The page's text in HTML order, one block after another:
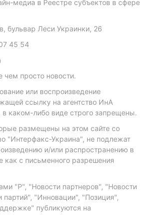
медиа в Реестре субъектов в сфере
бульвар Леси Украинки, 26
45 54
чем просто новости.
или воспроизведение
ссылку на агентство ИнА
в каком-либо виде строго запрещены.
размещены на этом сайте со
"Интерфакс-Украина", не подлежат
и/или распространению в
с письменного разрешения
"Р", "Новости партнеров", "Новости
партий", "Инновации", "Позиция",
публикуются на